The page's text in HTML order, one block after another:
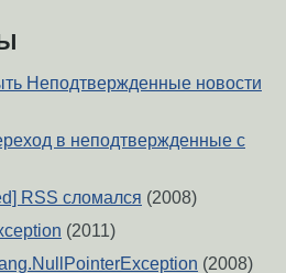
Неподтвержденные новости
в неподтвержденные с
RSS сломался (2008)
(2011)
(2008)